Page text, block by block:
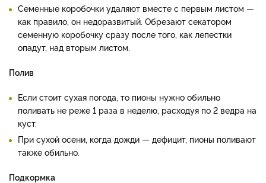
Семенные коробочки удаляют вместе с первым листом —
как правило, он недоразвитый. Обрезают секатором
семенную коробочку сразу после того, как лепестки
опадут, над вторым листом.
Полив
Если стоит сухая погода, то пионы нужно обильно
поливать не реже 1 раза в неделю, расходуя по 2 ведра на
куст.
При сухой осени, когда дожди — дефицит, пионы поливают
также обильно.
Подкормка